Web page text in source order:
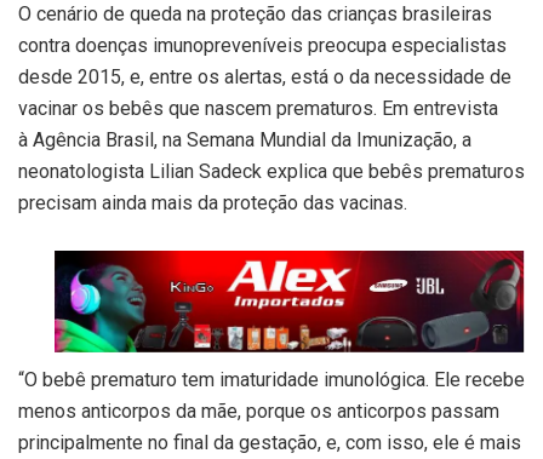
O cenário de queda na proteção das crianças brasileiras
contra doenças imunopreveníveis preocupa especialistas
desde 2015, e, entre os alertas, está o da necessidade de
vacinar os bebês que nascem prematuros. Em entrevista
à Agência Brasil, na Semana Mundial da Imunização, a
neonatologista Lilian Sadeck explica que bebês prematuros
precisam ainda mais da proteção das vacinas.
“O bebê prematuro tem imaturidade imunológica. Ele recebe
menos anticorpos da mãe, porque os anticorpos passam
principalmente no final da gestação, e, com isso, ele é mais